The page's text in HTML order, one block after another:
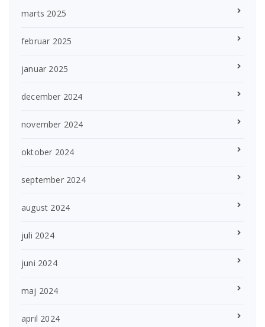
marts 2025
februar 2025
januar 2025
december 2024
november 2024
oktober 2024
september 2024
august 2024
juli 2024
juni 2024
maj 2024
april 2024